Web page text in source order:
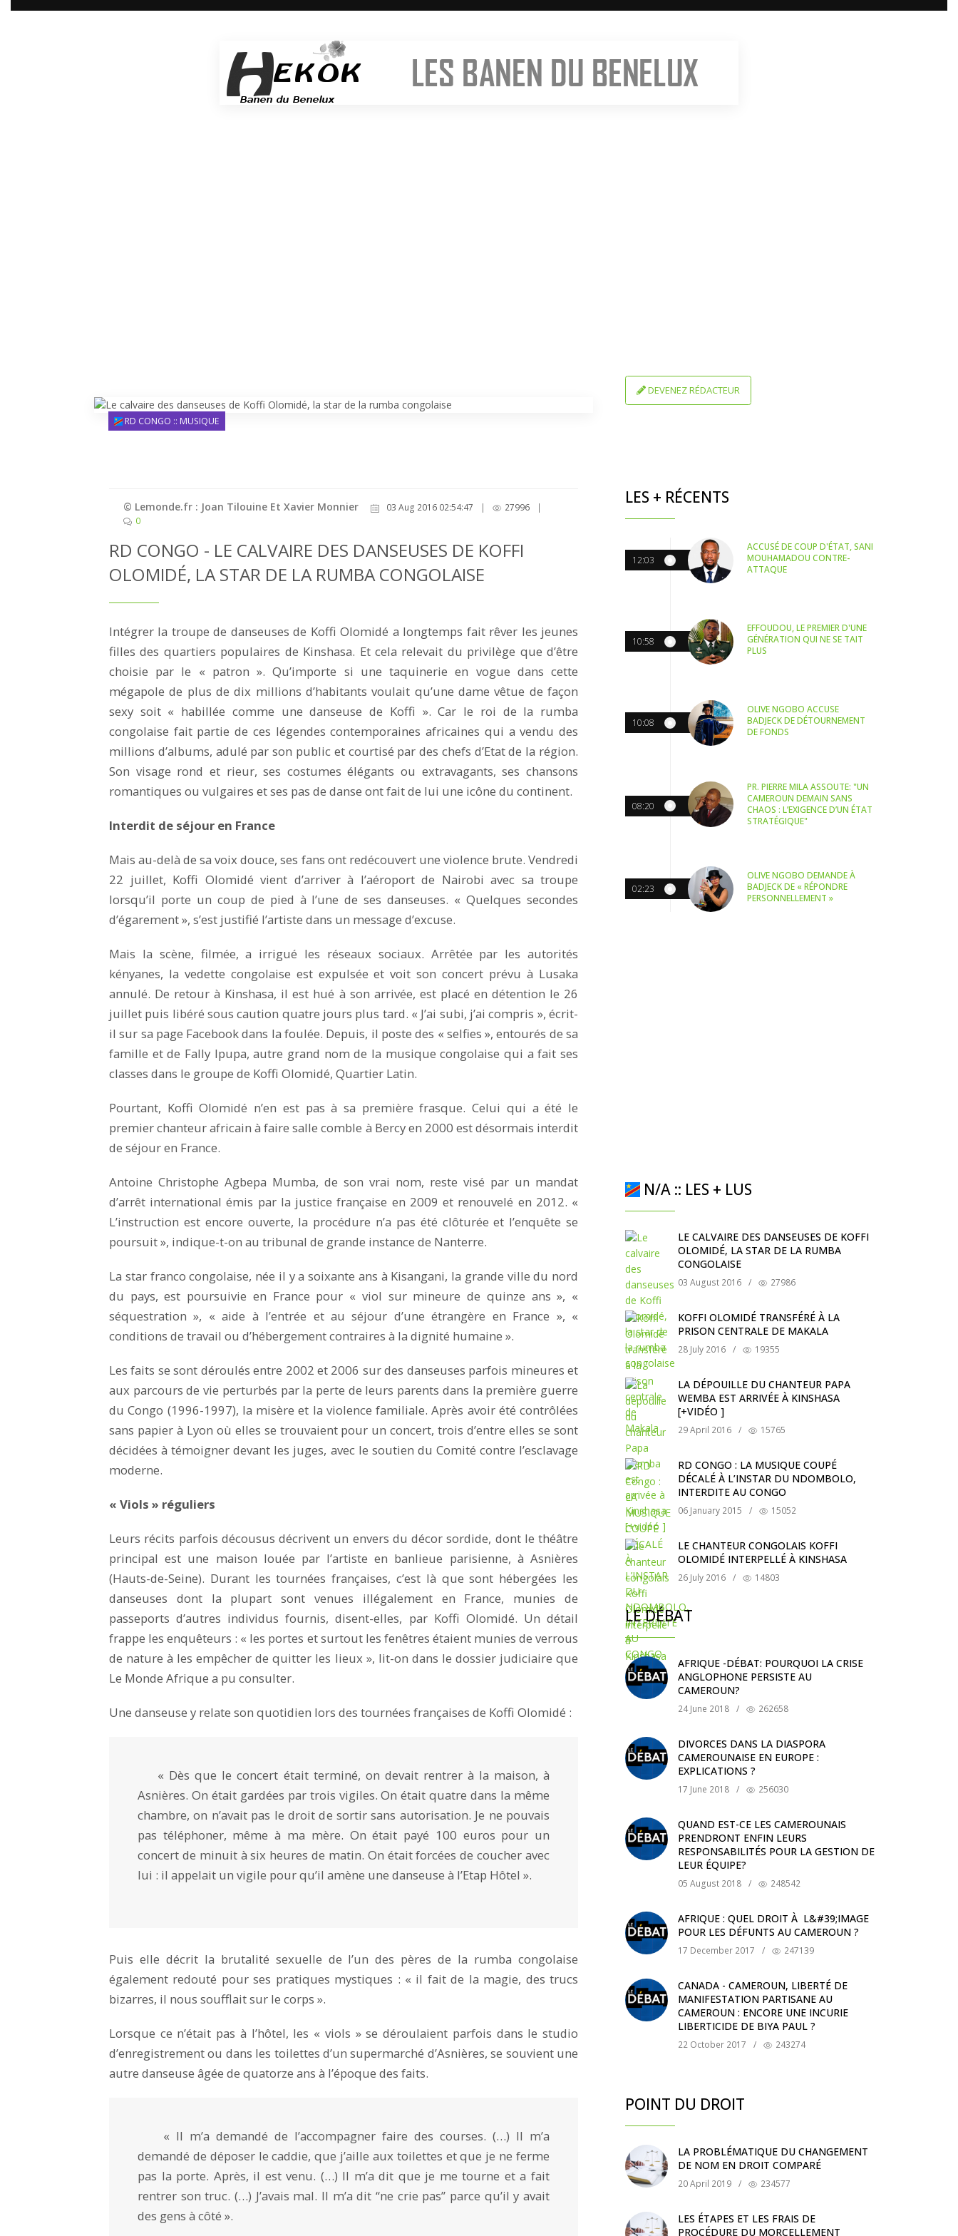
RD CONGO :: MUSIQUE
© Lemonde.fr : Joan Tilouine Et Xavier Monnier 03 Aug 2016 02:54:47 | 27996
|
0
RD CONGO - LE CALVAIRE DES DANSEUSES DE KOFFI
OLOMIDÉ, LA STAR DE LA RUMBA CONGOLAISE
Intégrer la troupe de danseuses de Koffi Olomidé a longtemps fait rêver les jeunes
filles des quartiers populaires de Kinshasa. Et cela relevait du privilège que d’être
choisie par le « patron ». Qu’importe si une taquinerie en vogue dans cette
mégapole de plus de dix millions d’habitants voulait qu’une dame vêtue de façon
sexy soit « habillée comme une danseuse de Koffi ». Car le roi de la rumba
congolaise fait partie de ces légendes contemporaines africaines qui a vendu des
millions d’albums, adulé par son public et courtisé par des chefs d’Etat de la région.
Son visage rond et rieur, ses costumes élégants ou extravagants, ses chansons
romantiques ou vulgaires et ses pas de danse ont fait de lui une icône du continent.
Interdit de séjour en France
Mais au-delà de sa voix douce, ses fans ont redécouvert une violence brute. Vendredi
22 juillet, Koffi Olomidé vient d’arriver à l’aéroport de Nairobi avec sa troupe
lorsqu’il porte un coup de pied à l’une de ses danseuses. « Quelques secondes
d’égarement », s’est justifié l’artiste dans un message d’excuse.
Mais la scène, filmée, a irrigué les réseaux sociaux. Arrêtée par les autorités
kényanes, la vedette congolaise est expulsée et voit son concert prévu à Lusaka
annulé. De retour à Kinshasa, il est hué à son arrivée, est placé en détention le 26
juillet puis libéré sous caution quatre jours plus tard. « J’ai subi, j’ai compris », écrit-
il sur sa page Facebook dans la foulée. Depuis, il poste des « selfies », entourés de sa
famille et de Fally Ipupa, autre grand nom de la musique congolaise qui a fait ses
classes dans le groupe de Koffi Olomidé, Quartier Latin.
Pourtant, Koffi Olomidé n’en est pas à sa première frasque. Celui qui a été le
premier chanteur africain à faire salle comble à Bercy en 2000 est désormais interdit
de séjour en France.
Antoine Christophe Agbepa Mumba, de son vrai nom, reste visé par un mandat
d’arrêt international émis par la justice française en 2009 et renouvelé en 2012. «
L’instruction est encore ouverte, la procédure n’a pas été clôturée et l’enquête se
poursuit », indique-t-on au tribunal de grande instance de Nanterre.
La star franco congolaise, née il y a soixante ans à Kisangani, la grande ville du nord
du pays, est poursuivie en France pour « viol sur mineure de quinze ans », «
séquestration », « aide à l’entrée et au séjour d’une étrangère en France », «
conditions de travail ou d’hébergement contraires à la dignité humaine ».
Les faits se sont déroulés entre 2002 et 2006 sur des danseuses parfois mineures et
aux parcours de vie perturbés par la perte de leurs parents dans la première guerre
du Congo (1996-1997), la misère et la violence familiale. Après avoir été contrôlées
sans papier à Lyon où elles se trouvaient pour un concert, trois d’entre elles se sont
décidées à témoigner devant les juges, avec le soutien du Comité contre l’esclavage
moderne.
« Viols » réguliers
Leurs récits parfois décousus décrivent un envers du décor sordide, dont le théâtre
principal est une maison louée par l’artiste en banlieue parisienne, à Asnières
(Hauts-de-Seine). Durant les tournées françaises, c’est là que sont hébergées les
danseuses dont la plupart sont venues illégalement en France, munies de
passeports d’autres individus fournis, disent-elles, par Koffi Olomidé. Un détail
frappe les enquêteurs : « les portes et surtout les fenêtres étaient munies de verrous
de nature à les empêcher de quitter les lieux », lit-on dans le dossier judiciaire que
Le Monde Afrique a pu consulter.
Une danseuse y relate son quotidien lors des tournées françaises de Koffi Olomidé :
« Dès que le concert était terminé, on devait rentrer à la maison, à
Asnières. On était gardées par trois vigiles. On était quatre dans la même
chambre, on n’avait pas le droit de sortir sans autorisation. Je ne pouvais
pas téléphoner, même à ma mère. On était payé 100 euros pour un
concert de minuit à six heures de matin. On était forcées de coucher avec
lui : il appelait un vigile pour qu’il amène une danseuse à l’Etap Hôtel ».
Puis elle décrit la brutalité sexuelle de l’un des pères de la rumba congolaise
également redouté pour ses pratiques mystiques : « il fait de la magie, des trucs
bizarres, il nous soufflait sur le corps ».
Lorsque ce n’était pas à l’hôtel, les « viols » se déroulaient parfois dans le studio
d’enregistrement ou dans les toilettes d’un supermarché d’Asnières, se souvient une
autre danseuse âgée de quatorze ans à l’époque des faits.
« Il m’a demandé de l’accompagner faire des courses. (…) Il m’a
demandé de déposer le caddie, que j’aille aux toilettes et que je ne ferme
pas la porte. Après, il est venu. (…) Il m’a dit que je me tourne et a fait
rentrer son truc. (…) J’avais mal. Il m’a dit “ne crie pas” parce qu’il y avait
des gens à côté ».
DEVENEZ RÉDACTEUR
LES + RÉCENTS
12:03
ACCUSÉ DE COUP D'ÉTAT, SANI
MOUHAMADOU CONTRE-
ATTAQUE
10:58
EFFOUDOU, LE PREMIER D'UNE
GÉNÉRATION QUI NE SE TAIT
PLUS
10:08
OLIVE NGOBO ACCUSE
BADJECK DE DÉTOURNEMENT
DE FONDS
08:20
PR. PIERRE MILA ASSOUTE: "UN
CAMEROUN DEMAIN SANS
CHAOS : L’EXIGENCE D’UN ÉTAT
STRATÉGIQUE"
02:23
OLIVE NGOBO DEMANDE À
BADJECK DE « RÉPONDRE
PERSONNELLEMENT »
N/A :: LES + LUS
LE CALVAIRE DES DANSEUSES DE KOFFI
OLOMIDÉ, LA STAR DE LA RUMBA
CONGOLAISE
03 August 2016 / 27986
KOFFI OLOMIDÉ TRANSFÉRÉ À LA
PRISON CENTRALE DE MAKALA
28 July 2016 / 19355
LA DÉPOUILLE DU CHANTEUR PAPA
WEMBA EST ARRIVÉE À KINSHASA
[+VIDÉO ]
29 April 2016 / 15765
RD CONGO : LA MUSIQUE COUPÉ
DÉCALÉ À L’INSTAR DU NDOMBOLO,
INTERDITE AU CONGO
06 January 2015 / 15052
LE CHANTEUR CONGOLAIS KOFFI
OLOMIDÉ INTERPELLÉ À KINSHASA
26 July 2016 / 14803
LE DÉBAT
AFRIQUE -DÉBAT: POURQUOI LA CRISE
ANGLOPHONE PERSISTE AU
CAMEROUN?
24 June 2018 / 262658
DIVORCES DANS LA DIASPORA
CAMEROUNAISE EN EUROPE :
EXPLICATIONS ?
17 June 2018 / 256030
QUAND EST-CE LES CAMEROUNAIS
PRENDRONT ENFIN LEURS
RESPONSABILITÉS POUR LA GESTION DE
LEUR ÉQUIPE?
05 August 2018 / 248542
AFRIQUE : QUEL DROIT À L&#39;IMAGE
POUR LES DÉFUNTS AU CAMEROUN ?
17 December 2017 / 247139
CANADA - CAMEROUN, LIBERTÉ DE
MANIFESTATION PARTISANE AU
CAMEROUN : ENCORE UNE INCURIE
LIBERTICIDE DE BIYA PAUL ?
22 October 2017 / 243274
POINT DU DROIT
LA PROBLÉMATIQUE DU CHANGEMENT
DE NOM EN DROIT COMPARÉ
20 April 2019 / 234577
LES ÉTAPES ET LES FRAIS DE
PROCÉDURE DU MORCELLEMENT